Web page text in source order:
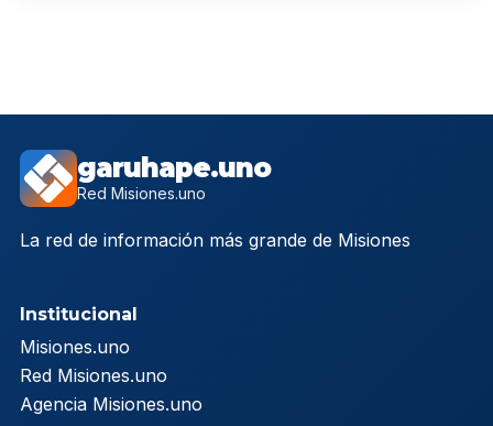
garuhape.uno
Red Misiones.uno
La red de información más grande de Misiones
Institucional
Misiones.uno
Red Misiones.uno
Agencia Misiones.uno